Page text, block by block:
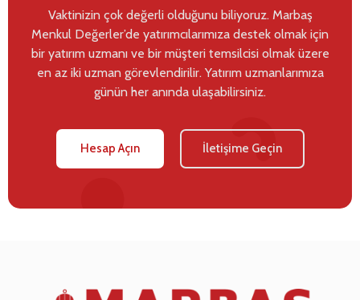
Vaktinizin çok değerli olduğunu biliyoruz. Marbaş
Menkul Değerler’de yatırımcılarımıza destek olmak için
bir yatırım uzmanı ve bir müşteri temsilcisi olmak üzere
en az iki uzman görevlendirilir. Yatırım uzmanlarımıza
günün her anında ulaşabilirsiniz.
Hesap Açın İletişime Geçin